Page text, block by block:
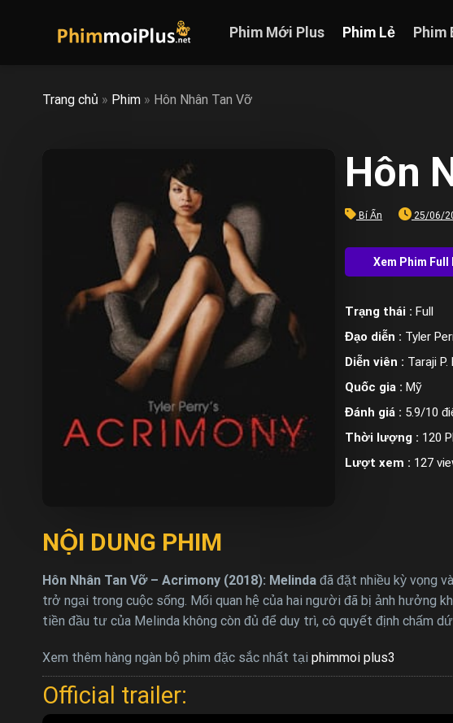
Phim Mới Plus Phim Lẻ Phim
Trang chủ » Phim » Hôn Nhân Tan Vỡ
Hôn
Bí Ẩn 25/06/
Trạng thái : Full
Đạo diễn : Tyler
Diễn viên : Taraji
Quốc gia : Mỹ
Đánh giá : 5.9/10
Thời lượng : 120
Lượt xem : 127
NỘI DUNG PHIM
Hôn Nhân Tan Vỡ – Acrimony (2018): Melinda đã đặt nhiều kỳ vọng
trở ngại trong cuộc sống. Mối quan hệ của hai người đã bị ảnh hưởng
tiền đầu tư của Melinda không còn đủ để duy trì, cô quyết định chấm
Xem thêm hàng ngàn bộ phim đặc sắc nhất tại phimmoi plus3
Official trailer: